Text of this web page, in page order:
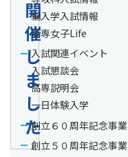
開
催
し
ま
し
た
編入学入試情報
高専女子Life
入試関連イベント
入試懇談会
高専説明会
一日体験入学
創立６０周年記念事業
創立５０周年記念事業